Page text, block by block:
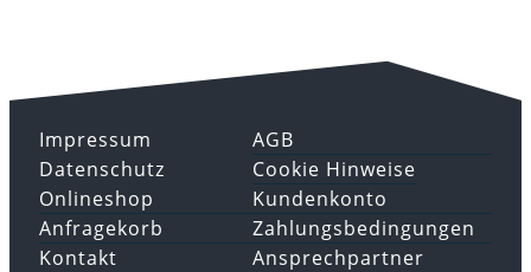
Impressum
Datenschutz
AGB
Cookie Hinweise
Onlineshop
Anfragekorb
Kundenkonto
Zahlungsbedingungen
Kontakt
Ansprechpartner